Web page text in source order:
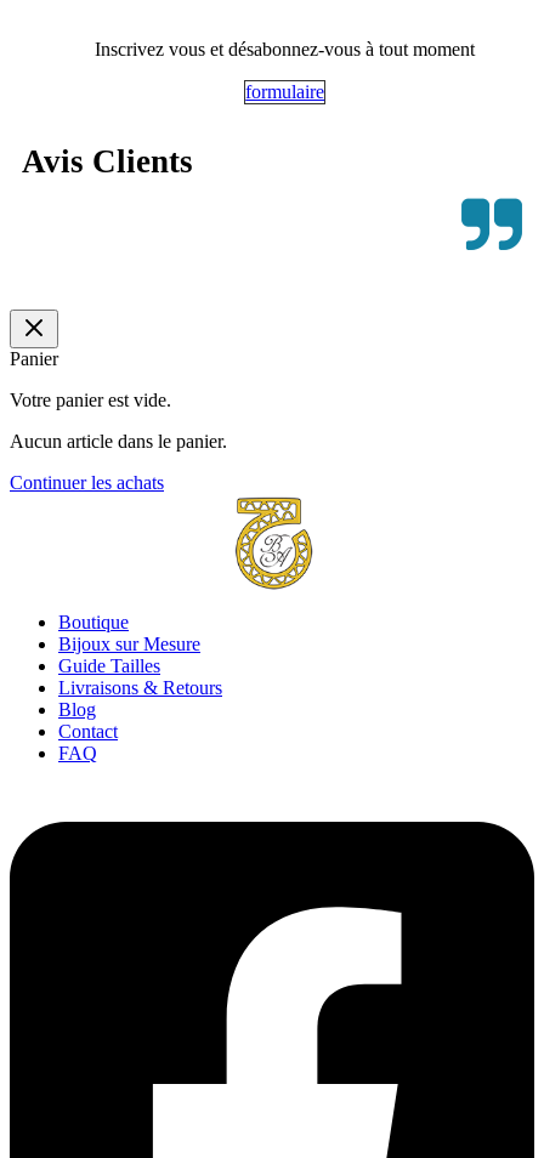
Inscrivez vous et désabonnez-vous à tout moment
formulaire
Avis Clients
Panier
Votre panier est vide.
Aucun article dans le panier.
Continuer les achats
Boutique
Bijoux sur Mesure
Guide Tailles
Livraisons & Retours
Blog
Contact
FAQ